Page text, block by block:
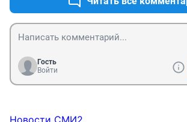
Гость
Войти
Новости СМИ2